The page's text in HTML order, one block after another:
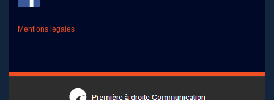
Mentions légales